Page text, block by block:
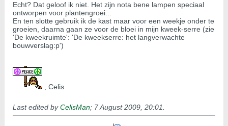
Echt? Dat geloof ik niet. Het zijn nota bene lampen speciaal
ontworpen voor plantengroei...
En ten slotte gebruik ik de kast maar voor een weekje onder te
groeien, daarna gaan ze voor de bloei in mijn kweek-serre (zie
'De kweekruimte': 'De kweekserre: het langverwachte
bouwverslag:p')
, Celis
Last edited byCelisMan; 7 August 2009, 20:01